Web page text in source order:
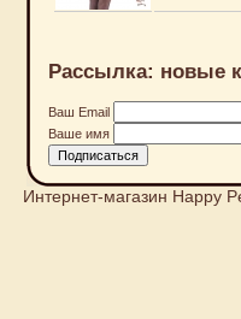
Рассылка: новые
Ваш Email
Ваше имя
Интернет-магазин Happy